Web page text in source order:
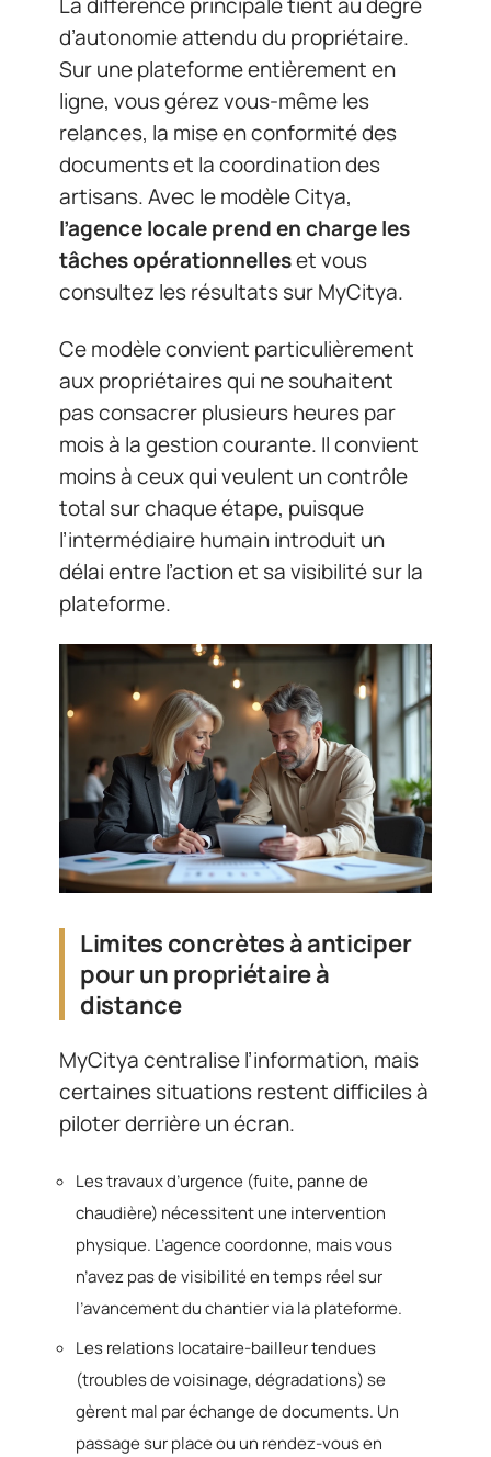
d’autonomie attendu du propriétaire.
Sur une plateforme entièrement en
ligne, vous gérez vous-même les
relances, la mise en conformité des
documents et la coordination des
artisans. Avec le modèle Citya,
l’agence locale prend en charge les
tâches opérationnelleset vous
consultez les résultats sur MyCitya.
Ce modèle convient particulièrement
aux propriétaires qui ne souhaitent
pas consacrer plusieurs heures par
mois à la gestion courante. Il convient
moins à ceux qui veulent un contrôle
total sur chaque étape, puisque
l’intermédiaire humain introduit un
délai entre l’action et sa visibilité sur la
plateforme.
Limites concrètes à anticiper
pour un propriétaire à
distance
MyCitya centralise l’information, mais
certaines situations restent difficiles à
piloter derrière un écran.
Les travaux d’urgence (fuite, panne de
chaudière) nécessitent une intervention
physique. L’agence coordonne, mais vous
n’avez pas de visibilité en temps réel sur
l’avancement du chantier via la plateforme.
Les relations locataire-bailleur tendues
(troubles de voisinage, dégradations) se
gèrent mal par échange de documents. Un
passage sur place ou un rendez-vous en